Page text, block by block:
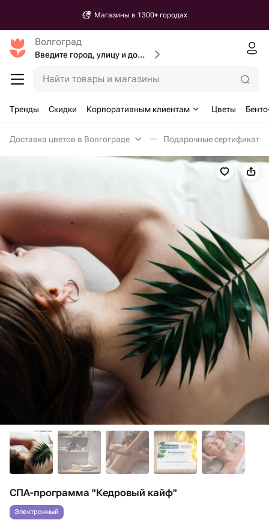
Магазины в 1300+ городах
Волгоград
Введите город, улицу и дом доставки
Найти товары и магазины
Тренды Скидки Корпоративным клиентам Цветы
Доставка цветов в Волгограде Подарочные сертификаты
СПА-программа "Кедровый кайф"
Электронный